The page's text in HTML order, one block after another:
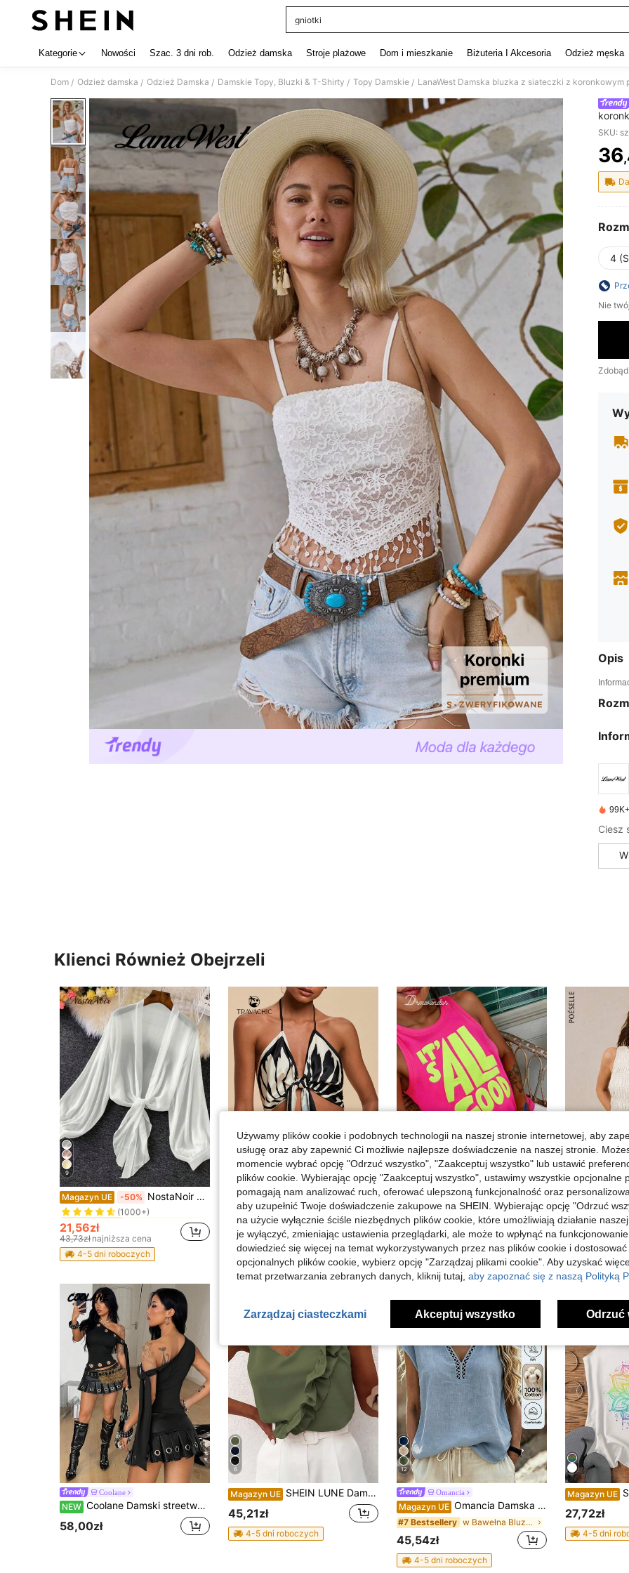
gniotki
Kategorie Nowości Szac. 3 dni rob. Odzież damska Stroje plażowe Dom i mieszkanie Biżuteria I Akcesoria Odzież męska
Dom / Odzież damska / Odzież Damska / Damskie Topy, Bluzki & T-Shirty / Topy Damskie / LanaWest Damska bluzka z siateczki z koronkowym
SKU:
36
4
Nie
Opis
Klienci Również Obejrzeli
9
Magazyn UE -50% NostaNoir Damska letnia lekka bluzka kimono z rękawami typu lampion i wiązaniem z przodu
#1 Bestsellery
w Tkanina Miękkie bluzki biurowe
(1000+)
#1 Bestsellery
#1 Bestsellery
#1 Bestsellery
w Tkanina Miękkie bluzki biurowe
(1000+)
21,56zł
43,73zł najniższa cena
4-5 dni roboczych
#WzórZebra
Magazyn UE Travachic Damski czarno-biały tkany top crop z nadrukiem all-over, wiązaniem z przodu i dekoltem halter, szykowny letni boho top na wakacje, plażę i festiwal muzyczny w tropikalnym stylu
34,00zł
4-5 dni roboczych
Magazyn UE DrmWander Letni, swobodny top z nadrukiem i sloganem
#5 Bestsellery w Luźny Damskie podkoszulki i Camis
38,00zł
4-5 dni roboczych
11
Magazyn UE
28,42zł
58,00zł
4-5 dni
Coolane
NEW Coolane Damski streetwear Y2K na każdą porę roku, codzienna baza garderoby, asymetryczny dekolt na ramieniu, czarny, z oczkami i metalowymi przelotkami
58,00zł
6
Magazyn UE SHEIN LUNE Damska seksowna koszulka na ramiączkach z odkrytymi plecami i falbaną w dekolcie w serek
45,21zł
4-5 dni roboczych
12
Omancia
Magazyn UE Omancia Damska bluzka z dekoltem w serek i falbanką, na co dzień, biała, na wakacje, letnia
#7 Bestsellery w Bawełna Bluzki damskie
45,54zł
4-5 dni roboczych
Magazyn UE SHEIN
27,72zł
4-5 dni
Używamy plików cookie i podobnych technologii na naszej stronie internetowej, aby
usługę oraz aby zapewnić Ci możliwie najlepsze doświadczenie na naszej stronie.
momencie wybrać opcję "Odrzuć wszystko", "Zaakceptuj wszystko" lub ustawić
plików cookie. Wybierając opcję "Zaakceptuj wszystko", ustawimy wszystkie opcjonalne
pomagają nam analizować ruch, oferować ulepszoną funkcjonalność oraz
aby uzupełnić Twoje doświadczenie zakupowe na SHEIN. Wybierając opcję "Odrzuć
na użycie wyłącznie ściśle niezbędnych plików cookie, które umożliwiają działanie
je wyłączyć, zmieniając ustawienia przeglądarki, ale może to wpłynąć na
dowiedzieć się więcej na temat wykorzystywanych przez nas plików cookie i
opcjonalnych plików cookie, wybierz opcję "Zarządzaj plikami cookie". Aby uzyskać
temat przetwarzania zebranych danych, kliknij tutaj, aby zapoznać się z naszą Polityką
Zarządzaj ciasteczkami Akceptuj wszystko Odrzuć